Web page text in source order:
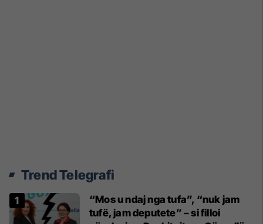
Trend Telegrafi
“Mos u ndaj nga tufa”, “nuk jam
tufë, jam deputete” – si filloi